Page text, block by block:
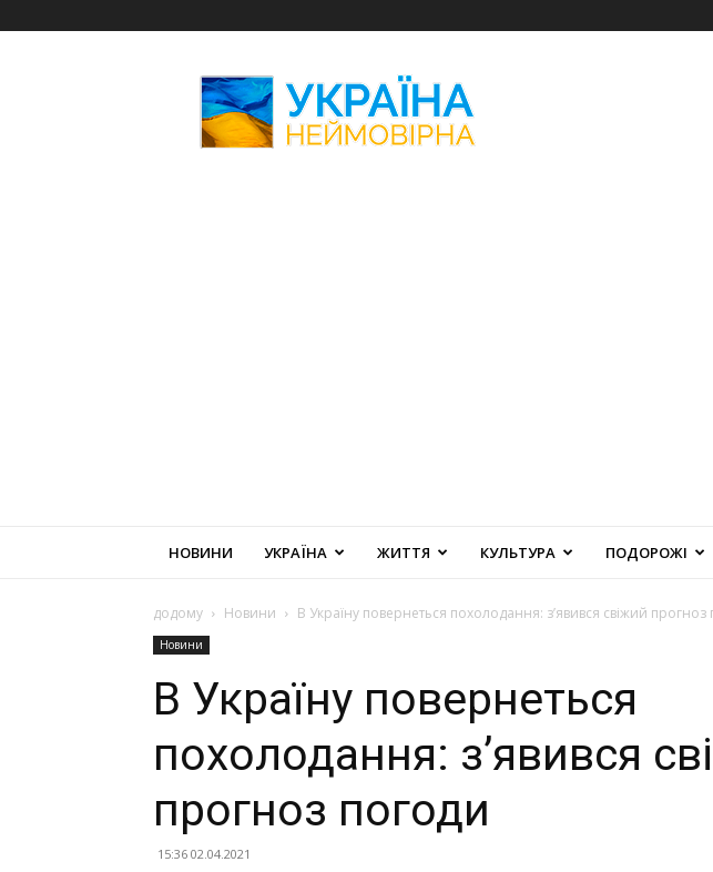
Неймовірна
НОВИНИ УКРАЇНА ЖИТТЯ КУЛЬТУРА ПОДОРОЖІ
додому Новини В Україну повернеться похолодання: з’явився свіжий прогноз
Новини
В Україну повернеться
похолодання: з’явився
прогноз погоди
15:36 02.04.2021